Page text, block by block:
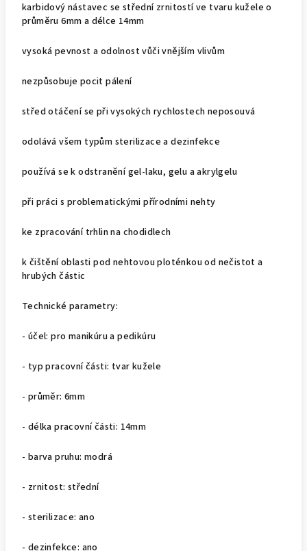
karbidový nástavec se střední zrnitostí ve tvaru kužele o
průměru 6mm a délce 14mm
vysoká pevnost a odolnost vůči vnějším vlivům
nezpůsobuje pocit pálení
střed otáčení se při vysokých rychlostech neposouvá
odolává všem typům sterilizace a dezinfekce
používá se k odstranění gel-laku, gelu a akrylgelu
při práci s problematickými přírodními nehty
ke zpracování trhlin na chodidlech
k čištění oblasti pod nehtovou ploténkou od nečistot a
hrubých částic
Technické parametry:
- účel: pro manikúru a pedikúru
- typ pracovní části: tvar kužele
- průměr: 6mm
- délka pracovní části: 14mm
- barva pruhu: modrá
- zrnitost: střední
- sterilizace: ano
- dezinfekce: ano